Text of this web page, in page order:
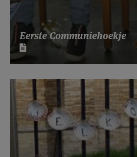
Eerste Communiehoekje